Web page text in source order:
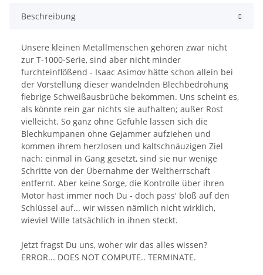
Beschreibung
Unsere kleinen Metallmenschen gehören zwar nicht
zur T-1000-Serie, sind aber nicht minder
furchteinflößend - Isaac Asimov hätte schon allein bei
der Vorstellung dieser wandelnden Blechbedrohung
fiebrige Schweißausbrüche bekommen. Uns scheint es,
als könnte rein gar nichts sie aufhalten; außer Rost
vielleicht. So ganz ohne Gefühle lassen sich die
Blechkumpanen ohne Gejammer aufziehen und
kommen ihrem herzlosen und kaltschnäuzigen Ziel
nach: einmal in Gang gesetzt, sind sie nur wenige
Schritte von der Übernahme der Weltherrschaft
entfernt. Aber keine Sorge, die Kontrolle über ihren
Motor hast immer noch Du - doch pass' bloß auf den
Schlüssel auf... wir wissen nämlich nicht wirklich,
wieviel Wille tatsächlich in ihnen steckt.
Jetzt fragst Du uns, woher wir das alles wissen?
ERROR... DOES NOT COMPUTE.. TERMINATE.